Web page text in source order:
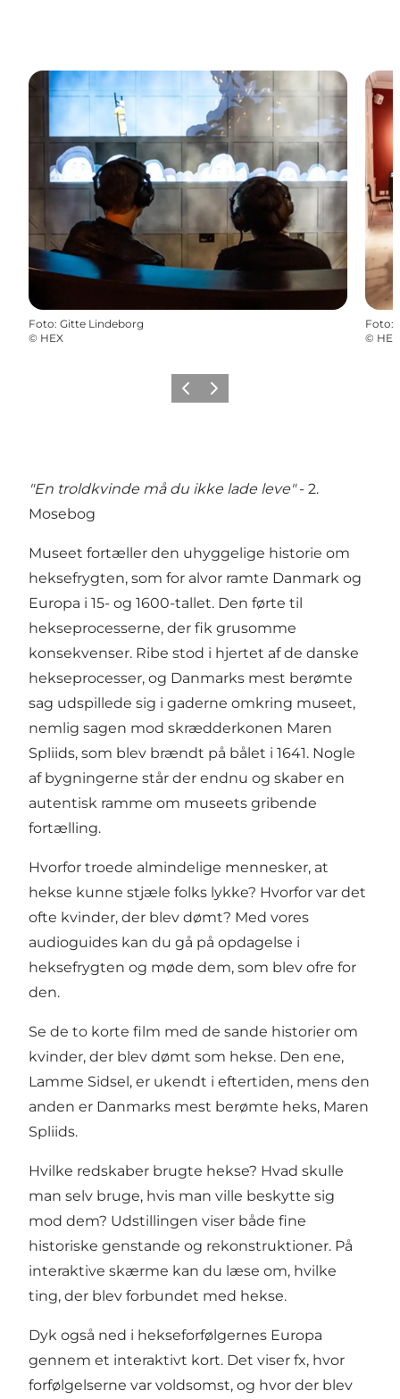
Foto: Gitte Lindeborg
© HEX
Foto:
© HEX
ForrigeNæste
"En troldkvinde må du ikke lade leve"- 2.
Mosebog
Museet fortæller den uhyggelige historie om
heksefrygten, som for alvor ramte Danmark og
Europa i 15- og 1600-tallet. Den førte til
hekseprocesserne, der fik grusomme
konsekvenser. Ribe stod i hjertet af de danske
hekseprocesser, og Danmarks mest berømte
sag udspillede sig i gaderne omkring museet,
nemlig sagen mod skrædderkonen Maren
Spliids, som blev brændt på bålet i 1641. Nogle
af bygningerne står der endnu og skaber en
autentisk ramme om museets gribende
fortælling.
Hvorfor troede almindelige mennesker, at
hekse kunne stjæle folks lykke? Hvorfor var det
ofte kvinder, der blev dømt? Med vores
audioguides kan du gå på opdagelse i
heksefrygten og møde dem, som blev ofre for
den.
Se de to korte film med de sande historier om
kvinder, der blev dømt som hekse. Den ene,
Lamme Sidsel, er ukendt i eftertiden, mens den
anden er Danmarks mest berømte heks, Maren
Spliids.
Hvilke redskaber brugte hekse? Hvad skulle
man selv bruge, hvis man ville beskytte sig
mod dem? Udstillingen viser både fine
historiske genstande og rekonstruktioner. På
interaktive skærme kan du læse om, hvilke
ting, der blev forbundet med hekse.
Dyk også ned i hekseforfølgernes Europa
gennem et interaktivt kort. Det viser fx, hvor
forfølgelserne var voldsomst, og hvor der blev